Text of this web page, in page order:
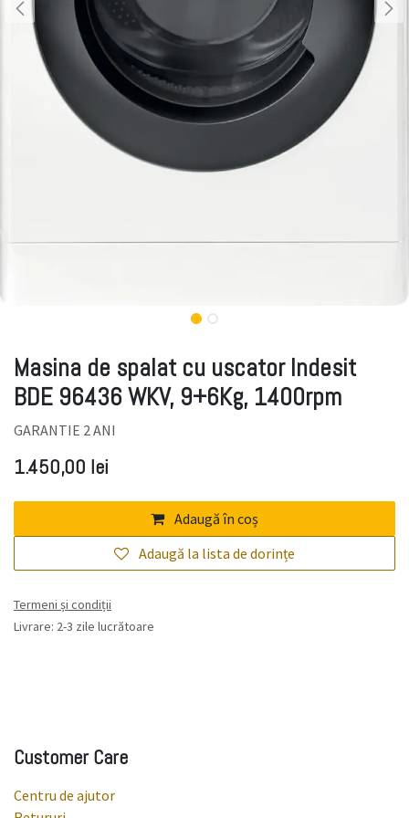
Masina de spalat cu uscator Indesit
BDE 96436 WKV, 9+6Kg, 1400rpm
GARANTIE 2 ANI
1.450,00 lei
Adaugă în coș
Adaugă la lista de dorințe
Termeni și condiții
Livrare: 2-3 zile lucrătoare
Customer Care
Centru de ajutor